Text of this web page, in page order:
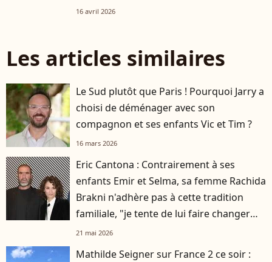
16 avril 2026
Les articles similaires
Le Sud plutôt que Paris ! Pourquoi Jarry a
choisi de déménager avec son
compagnon et ses enfants Vic et Tim ?
16 mars 2026
Eric Cantona : Contrairement à ses
enfants Emir et Selma, sa femme Rachida
Brakni n'adhère pas à cette tradition
familiale, "je tente de lui faire changer
d'avis"
21 mai 2026
Mathilde Seigner sur France 2 ce soir :